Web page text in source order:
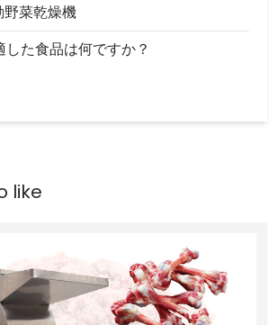
菜乾燥機
た食品は何ですか？